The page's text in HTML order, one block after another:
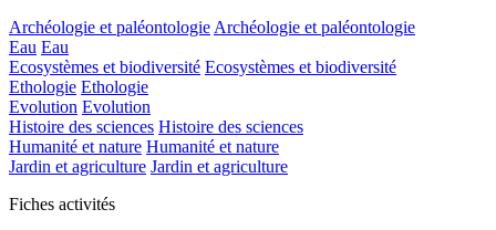
Archéologie et paléontologie Archéologie et paléontologie
Eau Eau
Ecosystèmes et biodiversité Ecosystèmes et biodiversité
Ethologie Ethologie
Evolution Evolution
Histoire des sciences Histoire des sciences
Humanité et nature Humanité et nature
Jardin et agriculture Jardin et agriculture
Fiches activités